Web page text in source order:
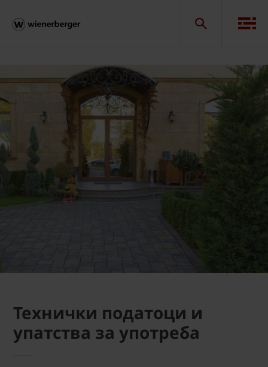
Технички податоци и
упатства за употреба